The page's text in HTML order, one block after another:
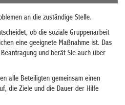
an die zuständige Stelle.
ob die soziale Gruppenarbeit
eine geeignete Maßnahme ist. Das
und berät Sie auch über
alle Beteiligten gemeinsam einen
die Ziele und die Dauer der Hilfe